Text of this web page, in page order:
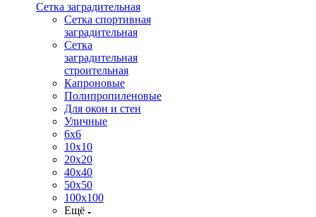
Сетка заградительная
Сетка спортивная
заградительная
Сетка
заградительная
строительная
Капроновые
Полипропиленовые
Для окон и стен
Уличные
6х6
10х10
20х20
40х40
50х50
100х100
Ещё